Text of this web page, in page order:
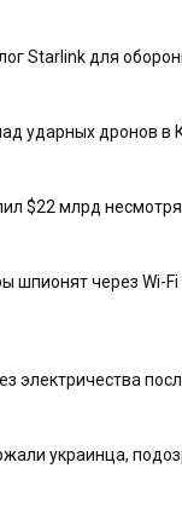
Starlink для
ударных дронов в
$22 млрд
шпионят через Wi-
электричества
украинца,